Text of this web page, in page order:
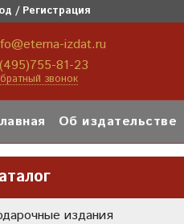
/ Регистрация
izdat.ru
81-23
звонок
Об издательстве
издания